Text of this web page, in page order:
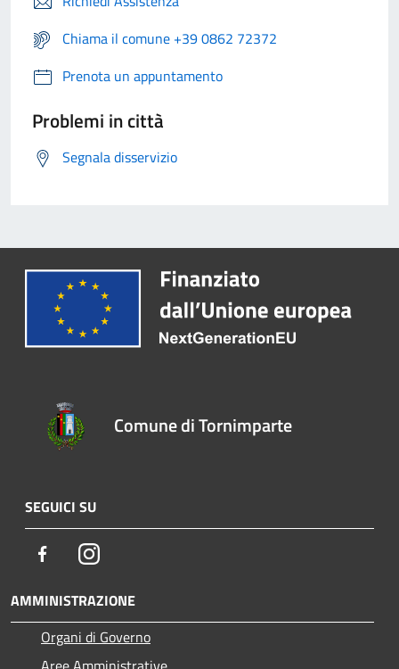
Chiama il comune +39 0862 72372
Prenota un appuntamento
Problemi in città
Segnala disservizio
Comune di Tornimparte
SEGUICI SU
FacebookInstagram
AMMINISTRAZIONE
Organi di Governo